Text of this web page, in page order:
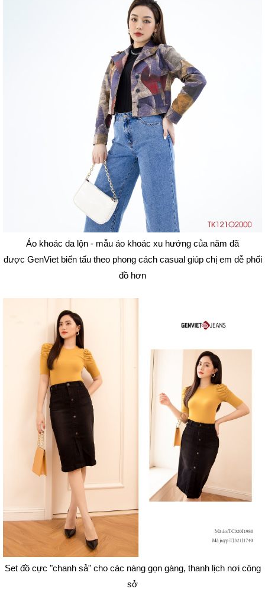
Áo khoác da lộn - mẫu áo khoác xu hướng của năm đã
được GenViet biến tấu theo phong cách casual giúp chị em dễ phối
đồ hơn
Set đồ cực "chanh sả" cho các nàng gọn gàng, thanh lịch nơi công
sở